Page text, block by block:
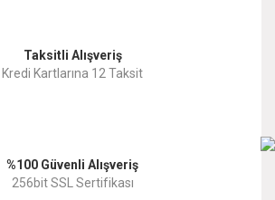
Taksitli Alışveriş
Kredi Kartlarına 12 Taksit
%100 Güvenli Alışveriş
256bit SSL Sertifikası